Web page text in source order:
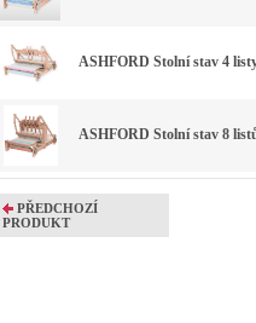
ASHFORD Stolní stav 4
ASHFORD Stolní stav 8
PŘEDCHOZÍ
PRODUKT